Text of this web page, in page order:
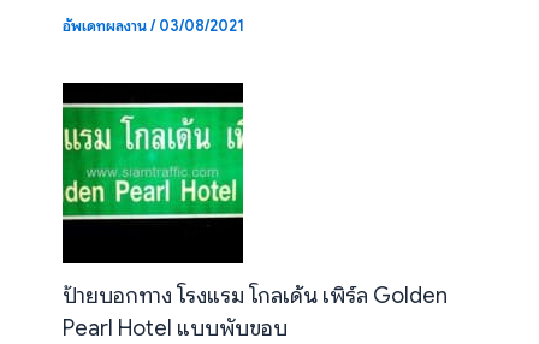
อัพเดทผลงาน/03/08/2021
ป้ายบอกทาง โรงแรม โกลเด้น เพิร์ล Golden
Pearl Hotel แบบพับขอบ